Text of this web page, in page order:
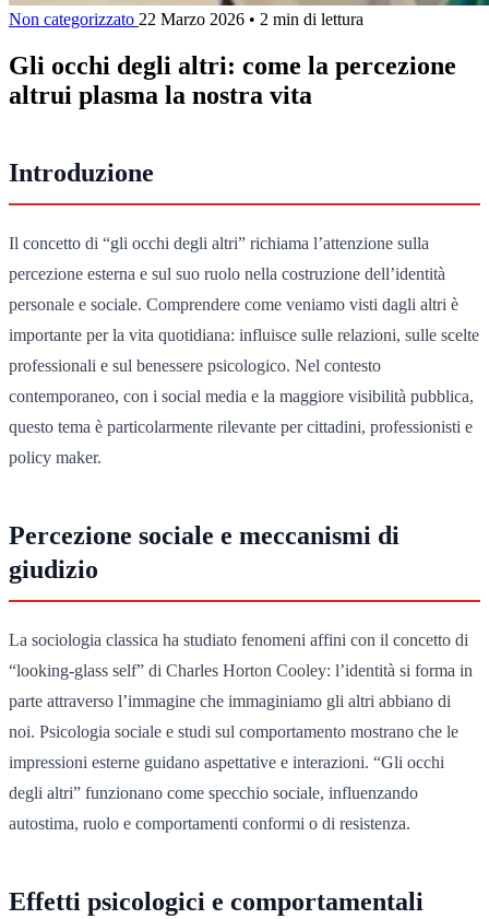
Non categorizzato 22 Marzo 2026 • 2 min di lettura
Gli occhi degli altri: come la percezione
altrui plasma la nostra vita
Introduzione
Il concetto di “gli occhi degli altri” richiama l’attenzione sulla
percezione esterna e sul suo ruolo nella costruzione dell’identità
personale e sociale. Comprendere come veniamo visti dagli altri è
importante per la vita quotidiana: influisce sulle relazioni, sulle scelte
professionali e sul benessere psicologico. Nel contesto
contemporaneo, con i social media e la maggiore visibilità pubblica,
questo tema è particolarmente rilevante per cittadini, professionisti e
policy maker.
Percezione sociale e meccanismi di
giudizio
La sociologia classica ha studiato fenomeni affini con il concetto di
“looking-glass self” di Charles Horton Cooley: l’identità si forma in
parte attraverso l’immagine che immaginiamo gli altri abbiano di
noi. Psicologia sociale e studi sul comportamento mostrano che le
impressioni esterne guidano aspettative e interazioni. “Gli occhi
degli altri” funzionano come specchio sociale, influenzando
autostima, ruolo e comportamenti conformi o di resistenza.
Effetti psicologici e comportamentali